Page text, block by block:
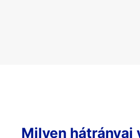
Milyen hátrányai